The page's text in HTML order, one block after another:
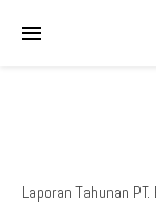
Laporan Tahunan